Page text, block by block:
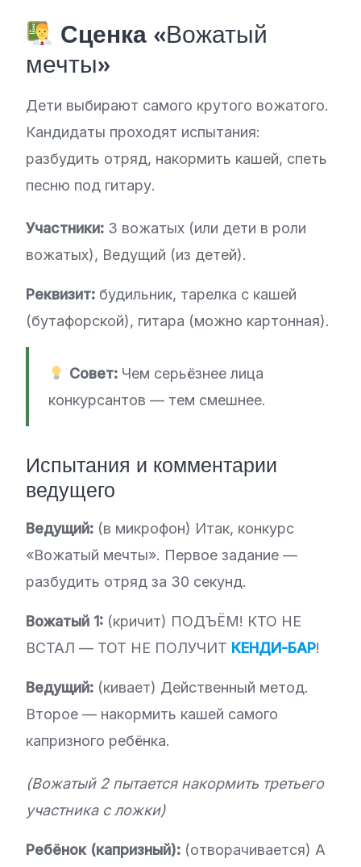
Сценка«Вожатый
мечты»
Дети выбирают самого крутого вожатого.
Кандидаты проходят испытания:
разбудить отряд, накормить кашей, спеть
песню под гитару.
Участники: 3 вожатых (или дети в роли
вожатых), Ведущий (из детей).
Реквизит: будильник, тарелка с кашей
(бутафорской), гитара (можно картонная).
Совет:Чем серьёзнее лица
конкурсантов — тем смешнее.
Испытания и комментарии
ведущего
Ведущий: (в микрофон) Итак, конкурс
«Вожатый мечты». Первое задание —
разбудить отряд за 30 секунд.
Вожатый 1: (кричит) ПОДЪЁМ! КТО НЕ
ВСТАЛ — ТОТ НЕ ПОЛУЧИТ КЕНДИ-БАР!
Ведущий: (кивает) Действенный метод.
Второе — накормить кашей самого
капризного ребёнка.
(Вожатый 2 пытается накормить третьего
участника с ложки)
Ребёнок (капризный): (отворачивается) А